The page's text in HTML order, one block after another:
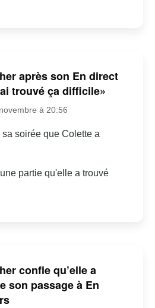
après son En direct
trouvé ça difficile»
à 20:56
sa soirée que Colette a
partie qu'elle a trouvé
confie qu’elle a
son passage à En